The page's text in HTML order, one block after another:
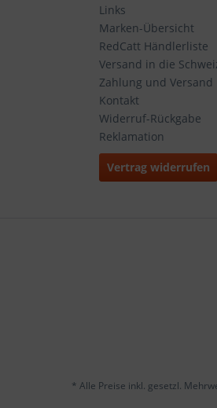
Links
Marken-Übersicht
RedCatt Händlerliste
Versand in die
Zahlung und Versand
Kontakt
Widerruf-Rückgabe
Reklamation
Vertrag widerrufen
* Alle Preise inkl. gesetzl.